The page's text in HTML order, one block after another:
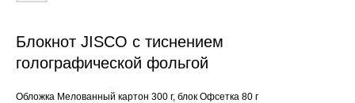
Блокнот JISCO с тиснением
голографической фольгой
Обложка Мелованный картон 300 г, блок Офсетка 80 г